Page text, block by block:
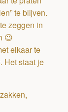
te blijven.
zeggen in
😉
elkaar te
Het staat je